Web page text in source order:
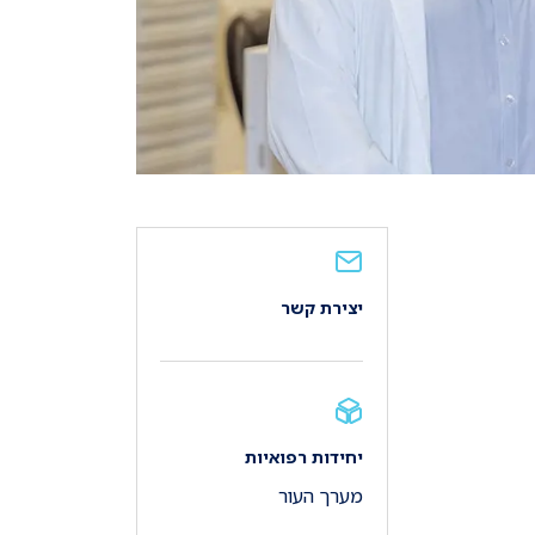
יצירת קשר
יחידות רפואיות
מערך העור